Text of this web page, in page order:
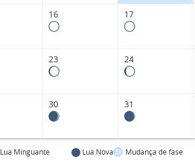
16 17
23 24
30 31
Lua Minguante Lua Nova Mudança de fase